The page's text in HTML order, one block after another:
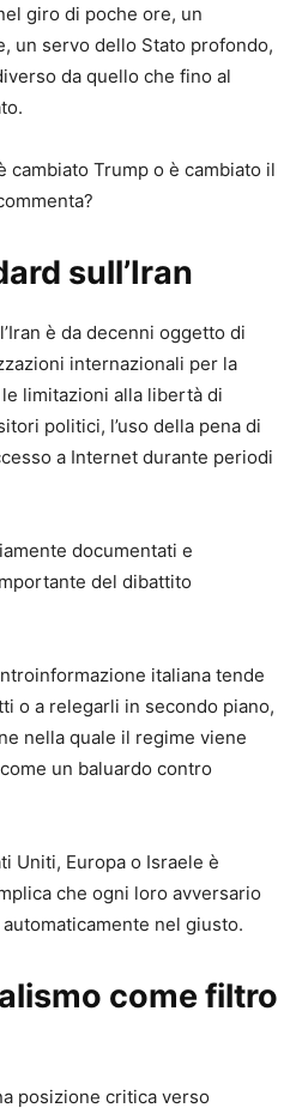
giro di poche ore, un
un servo dello Stato profondo,
da quello che fino al
cambiato Trump o è cambiato il
sull’Iran
è da decenni oggetto di
internazionali per la
limitazioni alla libertà di
politici, l’uso della pena di
a Internet durante periodi
documentati e
del dibattito
italiana tende
o a relegarli in secondo piano,
nella quale il regime viene
un baluardo contro
Uniti, Europa o Israele è
che ogni loro avversario
nel giusto.
come filtro
posizione critica verso